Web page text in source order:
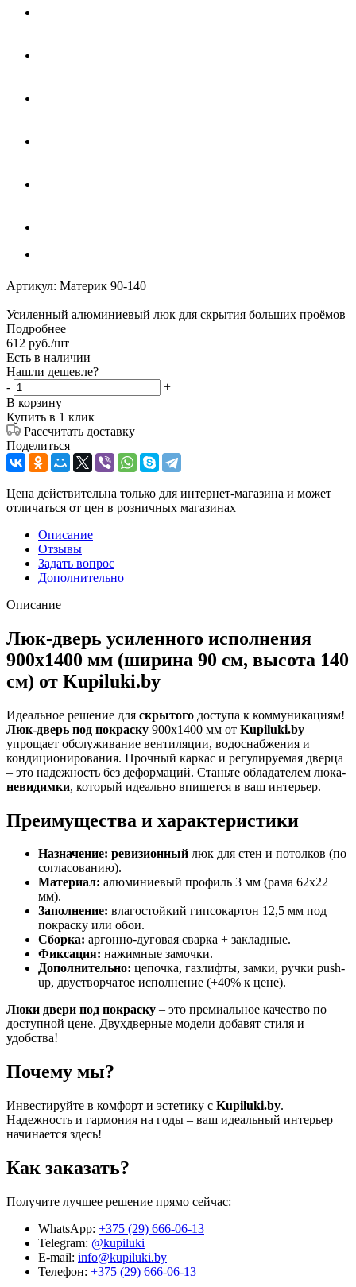
Артикул: Материк 90-140
Усиленный алюминиевый люк для скрытия больших проёмов
Подробнее
612 руб./шт
Есть в наличии
Нашли дешевле?
-
+
В корзину
Купить в 1 клик
Рассчитать доставку
Поделиться
Цена действительна только для интернет-магазина и может
отличаться от цен в розничных магазинах
Описание
Отзывы
Задать вопрос
Дополнительно
Описание
Люк-дверь усиленного исполнения
900х1400 мм (ширина 90 см, высота 140
см) от Kupiluki.by
Идеальное решение для скрытого доступа к коммуникациям!
Люк-дверь под покраску 900х1400 мм от Kupiluki.by
упрощает обслуживание вентиляции, водоснабжения и
кондиционирования. Прочный каркас и регулируемая дверца
– это надежность без деформаций. Станьте обладателем люка-
невидимки, который идеально впишется в ваш интерьер.
Преимущества и характеристики
Назначение: ревизионный люк для стен и потолков (по
согласованию).
Материал: алюминиевый профиль 3 мм (рама 62х22
мм).
Заполнение: влагостойкий гипсокартон 12,5 мм под
покраску или обои.
Сборка: аргонно-дуговая сварка + закладные.
Фиксация: нажимные замочки.
Дополнительно: цепочка, газлифты, замки, ручки push-
up, двустворчатое исполнение (+40% к цене).
Люки двери под покраску – это премиальное качество по
доступной цене. Двухдверные модели добавят стиля и
удобства!
Почему мы?
Инвестируйте в комфорт и эстетику с Kupiluki.by.
Надежность и гармония на годы – ваш идеальный интерьер
начинается здесь!
Как заказать?
Получите лучшее решение прямо сейчас:
WhatsApp: +375 (29) 666-06-13
Telegram: @kupiluki
E-mail: info@kupiluki.by
Телефон: +375 (29) 666-06-13